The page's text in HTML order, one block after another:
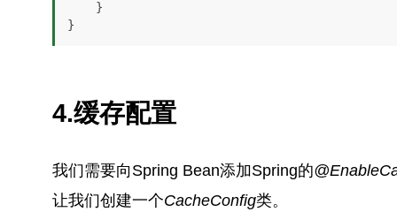
}
4.缓存配置
我们需要向Spring Bean添加Spring的
让我们创建一个CacheConfig类。